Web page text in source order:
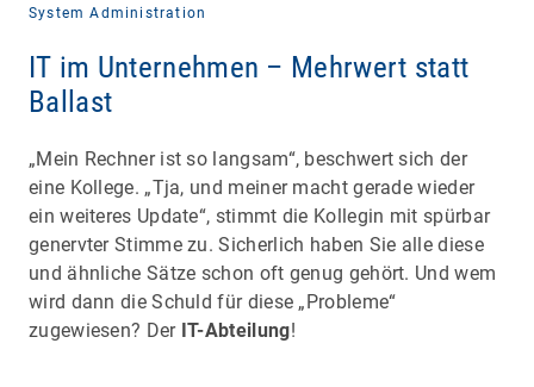
System Administration
IT im Unternehmen – Mehrwert statt
Ballast
„Mein Rechner ist so langsam“, beschwert sich der
eine Kollege. „Tja, und meiner macht gerade wieder
ein weiteres Update“, stimmt die Kollegin mit spürbar
genervter Stimme zu. Sicherlich haben Sie alle diese
und ähnliche Sätze schon oft genug gehört. Und wem
wird dann die Schuld für diese „Probleme“
zugewiesen? Der IT-Abteilung!